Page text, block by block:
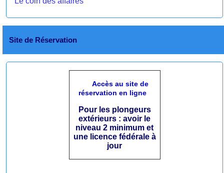
Site de Réservation
Accès au site de
réservation en ligne
Pour les plongeurs
extérieurs : avoir le
niveau 2 minimum et
une licence fédérale à
jour